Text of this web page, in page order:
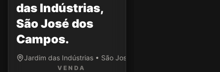
das Indústrias,
São José dos
Campos.
Jardim das Indústrias • São José dos Campos/SP
VENDA